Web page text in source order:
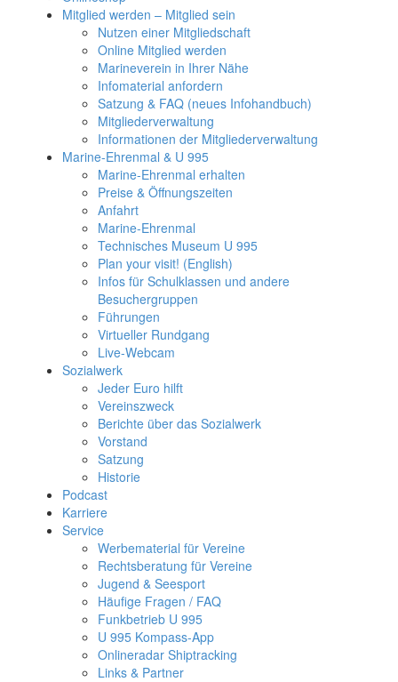
Mitglied werden – Mitglied sein
Nutzen einer Mitgliedschaft
Online Mitglied werden
Marineverein in Ihrer Nähe
Infomaterial anfordern
Satzung & FAQ (neues Infohandbuch)
Mitgliederverwaltung
Informationen der Mitgliederverwaltung
Marine-Ehrenmal & U 995
Marine-Ehrenmal erhalten
Preise & Öffnungszeiten
Anfahrt
Marine-Ehrenmal
Technisches Museum U 995
Plan your visit! (English)
Infos für Schulklassen und andere
Besuchergruppen
Führungen
Virtueller Rundgang
Live-Webcam
Sozialwerk
Jeder Euro hilft
Vereinszweck
Berichte über das Sozialwerk
Vorstand
Satzung
Historie
Podcast
Karriere
Service
Werbematerial für Vereine
Rechtsberatung für Vereine
Jugend & Seesport
Häufige Fragen / FAQ
Funkbetrieb U 995
U 995 Kompass-App
Onlineradar Shiptracking
Links & Partner